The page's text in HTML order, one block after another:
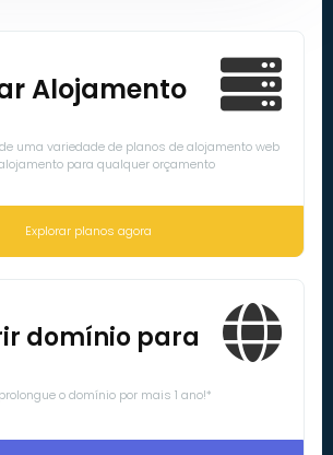
Alojamento
uma variedade de planos de alojamento web
para qualquer orçamento
Explorar planos agora
domínio para
o domínio por mais 1 ano!*